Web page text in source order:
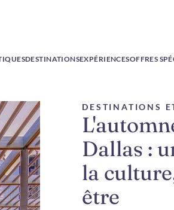
DESTINATIONSEXPÉRIENCESOFFRES
DESTINATIONS
Dallas :
la
être